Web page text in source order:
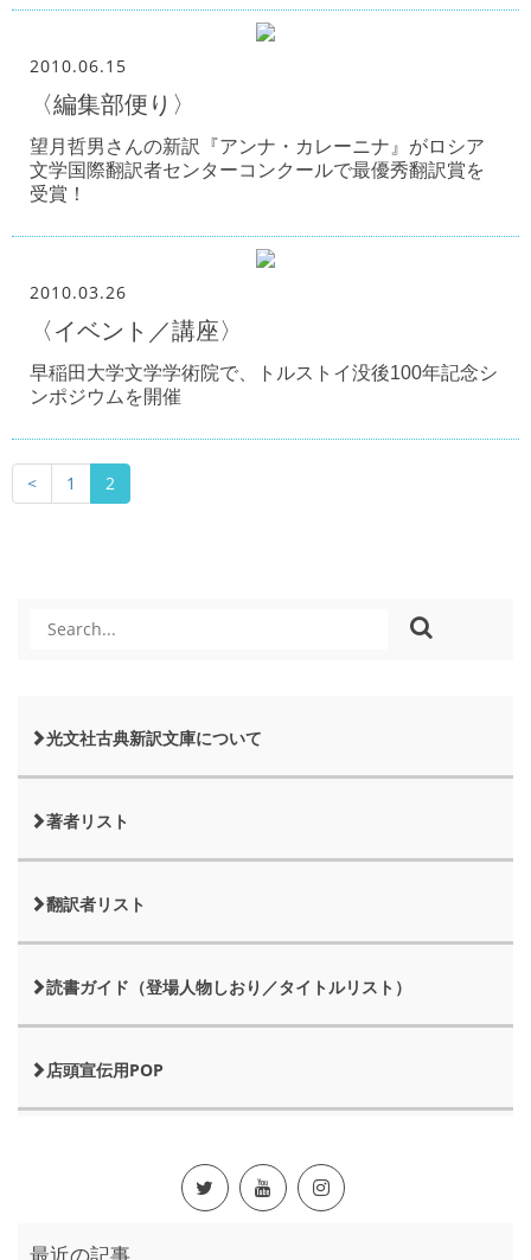
2010.06.15
〈編集部便り〉
望月哲男さんの新訳『アンナ・カレーニナ』がロシア
文学国際翻訳者センターコンクールで最優秀翻訳賞を
受賞！
2010.03.26
〈イベント／講座〉
早稲田大学文学学術院で、トルストイ没後100年記念シ
ンポジウムを開催
< 1 2
光文社古典新訳文庫について
著者リスト
翻訳者リスト
読書ガイド（登場人物しおり／タイトルリスト）
店頭宣伝用POP